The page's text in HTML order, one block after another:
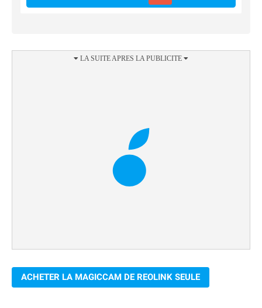
ACHETER LA MAGICCAM DE REOLINK SEULE